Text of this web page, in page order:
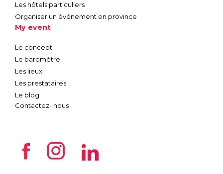
Les hôtels particuliers
Organiser un événement en province
My event
Le concept
Le baromètre
Les lieux
Les prestataires
Le blog
Contactez- nous